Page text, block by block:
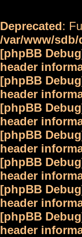
Deprecated:
/var/www/
[phpBB
header
[phpBB
header
[phpBB
header
[phpBB
header
[phpBB
header
[phpBB
header
[phpBB
header